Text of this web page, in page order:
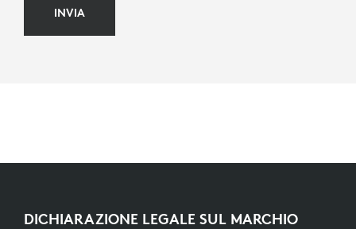
INVIA
DICHIARAZIONE LEGALE SUL MARCHIO